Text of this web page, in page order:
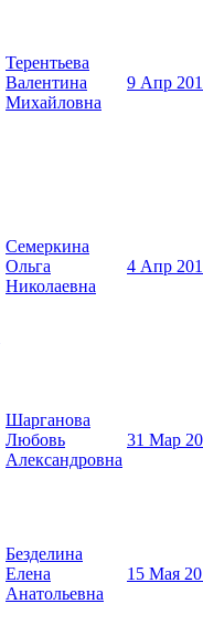
Терентьева
Валентина
Михайловна
9 Апр
Семеркина
Ольга
Николаевна
4 Апр
Шарганова
Любовь
Александровна
31 Мар
Безделина
Елена
Анатольевна
15 Мая